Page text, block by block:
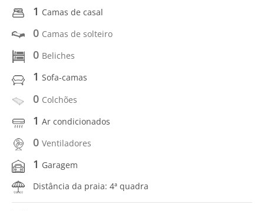
1 Camas de casal
0 Camas de solteiro
0 Beliches
1 Sofa-camas
0 Colchões
1 Ar condicionados
0 Ventiladores
1 Garagem
Distância da praia: 4ª quadra